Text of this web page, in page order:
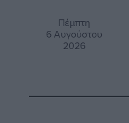
Πέμπτη
6 Αυγούστου
2026